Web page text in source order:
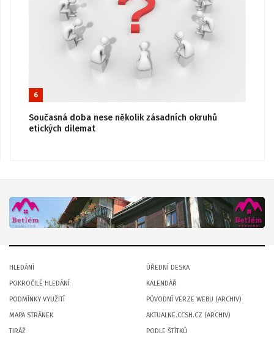
6
Současná doba nese několik zásadních okruhů
etických dilemat
HLEDÁNÍ
POKROČILÉ HLEDÁNÍ
PODMÍNKY VYUŽITÍ
MAPA STRÁNEK
TIRÁŽ
ÚŘEDNÍ DESKA
KALENDÁŘ
PŮVODNÍ VERZE WEBU (ARCHIV)
AKTUALNE.CCSH.CZ (ARCHIV)
PODLE ŠTÍTKŮ